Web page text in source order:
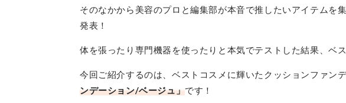
そのなかから美容のプロと編集部が本音で推したいアイテムを集
発表！
体を張ったり専門機器を使ったりと本気でテストした結果、ベ
今回ご紹介するのは、ベストコスメに輝いたクッションファン
ンデーション/ベージュ」です！